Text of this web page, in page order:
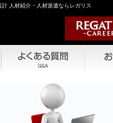
人材紹介・人材派遣ならレガリス